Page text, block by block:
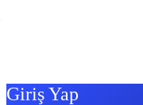
Giriş Yap